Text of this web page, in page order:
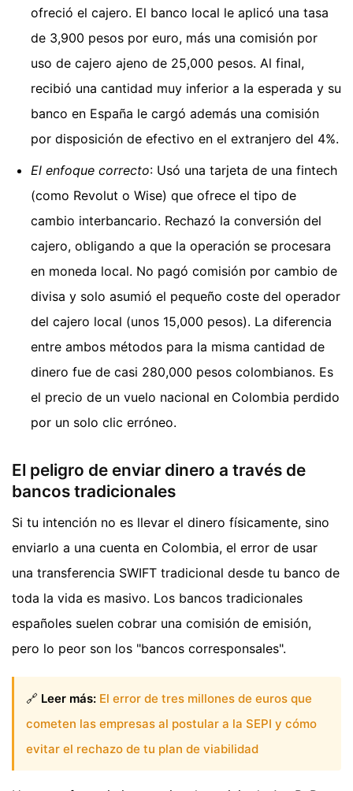
ofreció el cajero. El banco local le aplicó una tasa
de 3,900 pesos por euro, más una comisión por
uso de cajero ajeno de 25,000 pesos. Al final,
recibió una cantidad muy inferior a la esperada y su
banco en España le cargó además una comisión
por disposición de efectivo en el extranjero del 4%.
El enfoque correcto: Usó una tarjeta de una fintech
(como Revolut o Wise) que ofrece el tipo de
cambio interbancario. Rechazó la conversión del
cajero, obligando a que la operación se procesara
en moneda local. No pagó comisión por cambio de
divisa y solo asumió el pequeño coste del operador
del cajero local (unos 15,000 pesos). La diferencia
entre ambos métodos para la misma cantidad de
dinero fue de casi 280,000 pesos colombianos. Es
el precio de un vuelo nacional en Colombia perdido
por un solo clic erróneo.
El peligro de enviar dinero a través de
bancos tradicionales
Si tu intención no es llevar el dinero físicamente, sino
enviarlo a una cuenta en Colombia, el error de usar
una transferencia SWIFT tradicional desde tu banco de
toda la vida es masivo. Los bancos tradicionales
españoles suelen cobrar una comisión de emisión,
pero lo peor son los "bancos corresponsales".
🔗 Leer más: El error de tres millones de euros que
cometen las empresas al postular a la SEPI y cómo
evitar el rechazo de tu plan de viabilidad